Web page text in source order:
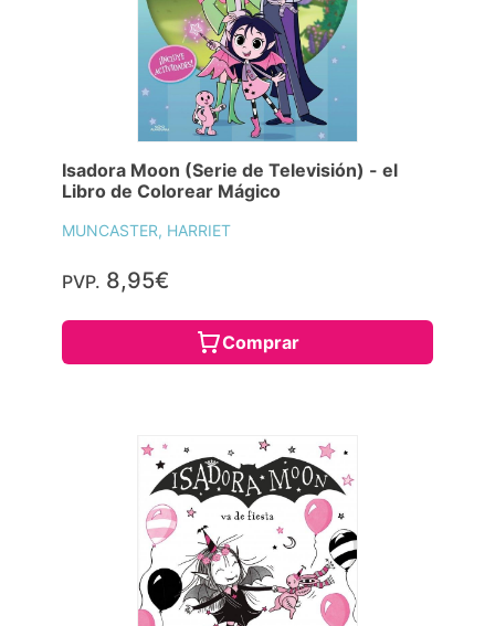
Isadora Moon (Serie de Televisión) - el
Libro de Colorear Mágico
MUNCASTER, HARRIET
PVP. 8,95€
Comprar